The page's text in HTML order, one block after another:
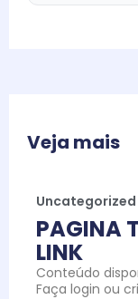
Veja mais
Uncategorized
PAGINA
LINK
Conteúdo
Faça login ou